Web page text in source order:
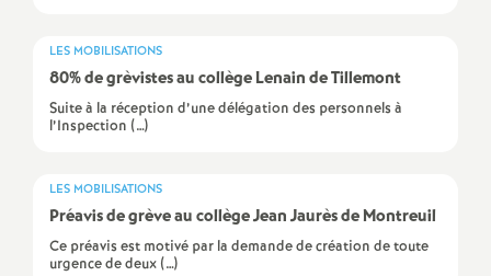
m
e
t
LES MOBILISATIONS
80% de grèvistes au collège Lenain de Tillemont
Suite à la réception d’une délégation des personnels à
l’Inspection (…)
LES MOBILISATIONS
Préavis de grève au collège Jean Jaurès de Montreuil
Ce préavis est motivé par la demande de création de toute
urgence de deux (…)